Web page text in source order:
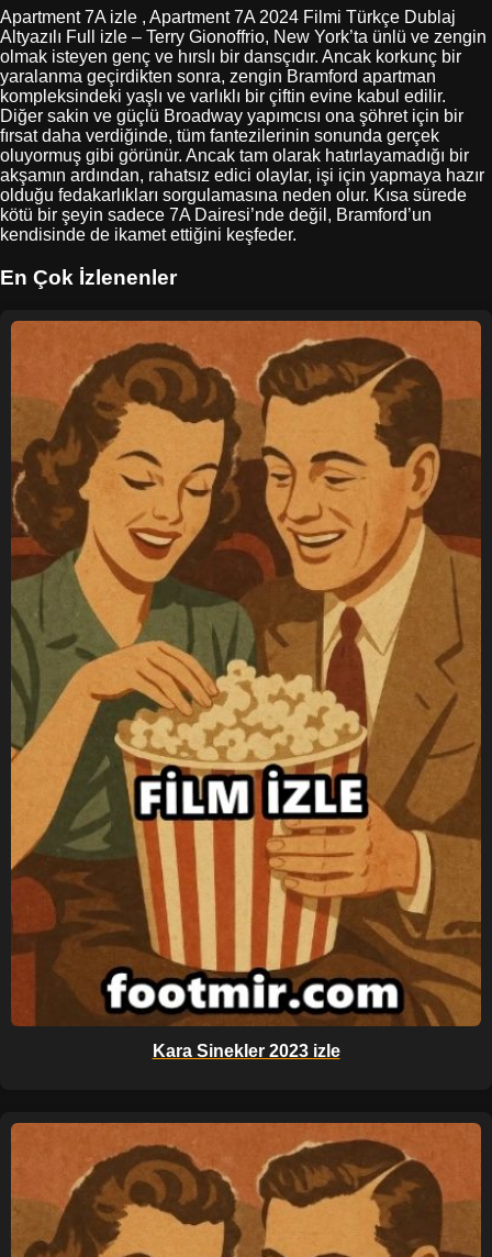
Apartment 7A izle , Apartment 7A 2024 Filmi Türkçe Dublaj
Altyazılı Full izle – Terry Gionoffrio, New York’ta ünlü ve zengin
olmak isteyen genç ve hırslı bir dansçıdır. Ancak korkunç bir
yaralanma geçirdikten sonra, zengin Bramford apartman
kompleksindeki yaşlı ve varlıklı bir çiftin evine kabul edilir.
Diğer sakin ve güçlü Broadway yapımcısı ona şöhret için bir
fırsat daha verdiğinde, tüm fantezilerinin sonunda gerçek
oluyormuş gibi görünür. Ancak tam olarak hatırlayamadığı bir
akşamın ardından, rahatsız edici olaylar, işi için yapmaya hazır
olduğu fedakarlıkları sorgulamasına neden olur. Kısa sürede
kötü bir şeyin sadece 7A Dairesi’nde değil, Bramford’un
kendisinde de ikamet ettiğini keşfeder.
En Çok İzlenenler
Kara Sinekler 2023 izle